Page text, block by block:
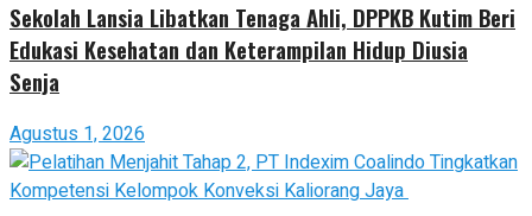
Sekolah Lansia Libatkan Tenaga Ahli, DPPKB Kutim Beri
Edukasi Kesehatan dan Keterampilan Hidup Diusia
Senja
Agustus 1, 2026